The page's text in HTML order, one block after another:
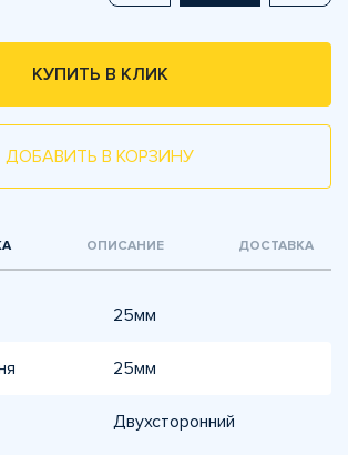
КУПИТЬ В КЛИК
ДОБАВИТЬ В КОРЗИНУ
ОПИСАНИЕ ДОСТАВКА
25мм
25мм
Двухсторонний